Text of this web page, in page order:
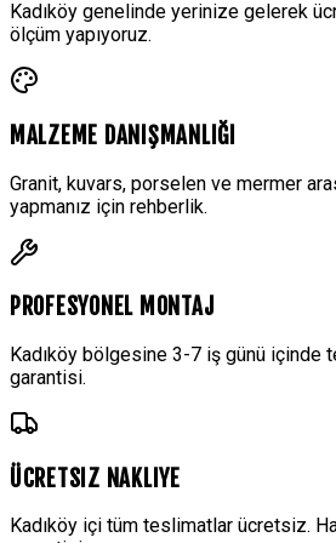
Kadıköy genelinde yerinize gelerek
ölçüm yapıyoruz.
MALZEME DANIŞMANLIĞI
Granit, kuvars, porselen ve mermer
yapmanız için rehberlik.
PROFESYONEL MONTAJ
Kadıköy bölgesine 3-7 iş günü içinde
garantisi.
ÜCRETSIZ NAKLIYE
Kadıköy içi tüm teslimatlar ücretsiz.